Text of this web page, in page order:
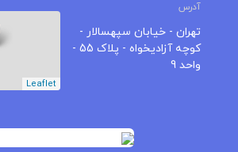
آدرس
تهران - خیابان سپهسالار -
کوچه آزادیخواه - پلاک 55 -
واحد 9
Leaflet